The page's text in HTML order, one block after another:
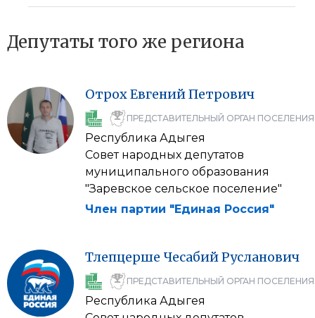
Депутаты того же региона
ОтрохЕвгенийПетрович
ПРЕДСТАВИТЕЛЬНЫЙ ОРГАН ПОСЕЛЕНИЯ
Республика Адыгея
Совет народных депутатов
муниципального образования
"Заревское сельское поселение"
Член партии "Единая Россия"
Тлепцерше ЧесабийРусланович
ПРЕДСТАВИТЕЛЬНЫЙ ОРГАН ПОСЕЛЕНИЯ
Республика Адыгея